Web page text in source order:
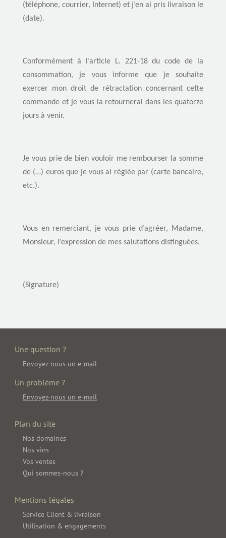
(téléphone, courrier, Internet) et j’en ai pris livraison le
(date).
Conformément à l’article L. 221-18 du code de la
consommation, je vous informe que je souhaite
exercer mon droit de rétractation concernant cette
commande et je vous la retournerai dans les quatorze
jours à venir.
Je vous prie de bien vouloir me rembourser la somme
de (…) euros que je vous ai réglée par (carte bancaire,
etc.).
Vous en remerciant, je vous prie d’agréer, Madame,
Monsieur, l’expression de mes salutations distinguées.
(Signature)
Une question ?
Envoyez-nous un e-mail
Un problème ?
Envoyez-nous un e-mail
Plan du site
Nos domaines
Nos vins
Vos ventes
Qui sommes-nous ?
Mentions légales
Service Client & livraison
Utilisation & engagements